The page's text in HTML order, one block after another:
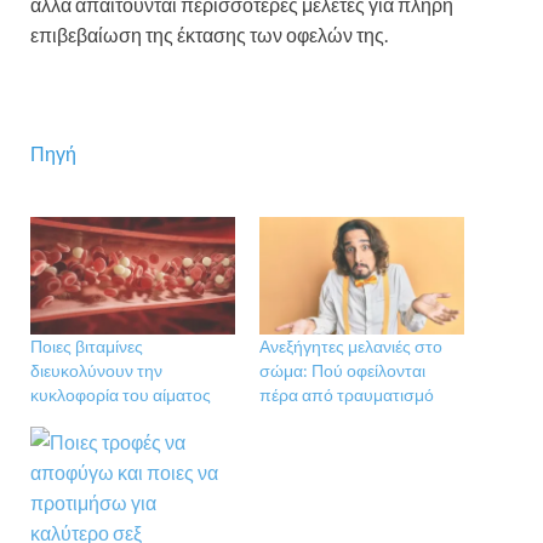
επιβεβαίωση της έκτασης των οφελών της.
Πηγή
Ποιες βιταμίνες
διευκολύνουν την
κυκλοφορία του αίματος
Ανεξήγητες μελανιές στο
σώμα: Πού οφείλονται
πέρα από τραυματισμό